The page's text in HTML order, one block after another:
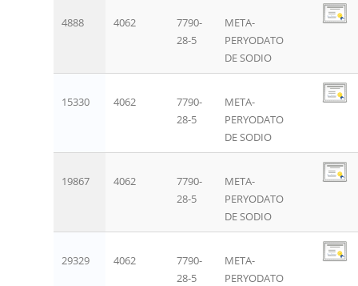
4888 4062
7790-
28-5
META-
PERYODATO
DE SODIO
15330 4062
7790-
28-5
META-
PERYODATO
DE SODIO
19867 4062
7790-
28-5
META-
PERYODATO
DE SODIO
29329 4062
7790-
28-5
META-
PERYODATO